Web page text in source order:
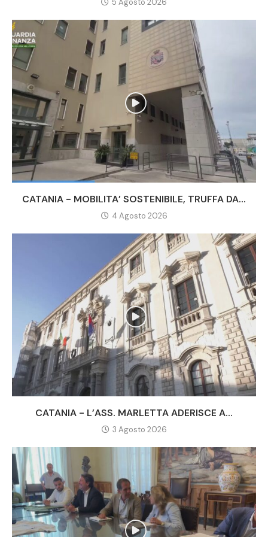
5 Agosto 2026
CATANIA - MOBILITA’ SOSTENIBILE, TRUFFA DA...
4 Agosto 2026
CATANIA - L’ASS. MARLETTA ADERISCE A...
3 Agosto 2026